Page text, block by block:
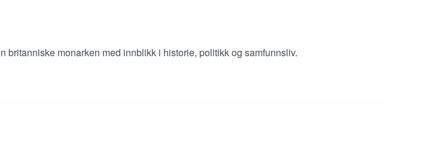
monarken med innblikk i historie, politikk og samfunnsliv.